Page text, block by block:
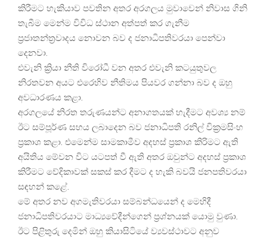
කිරීමට හැකියාව පවතින අතර අරගලය මුවාවෙන් නිවාස ගිනි
තැබීම මෙන්ම විවිධ ස්ථාන අත්පත් කර ගැනීම
ප්‍රජාතන්ත්‍රවාදය නොවන බව ද ජනාධිපතිවරයා පෙන්වා
දෙනවා.
එවැනි ක්‍රියා නීති විරෝධී වන අතර එවැනි කටයුතුවල
නිරතවන අයට එරෙහිව නීතිමය පියවර ගන්නා බව ද ඔහු
අවධාරණය කළා.
අරගලයේ නිරත තරුණයන්ට අනාගතයක් හැදීමට අවශ්‍ය නම්
ඊට සම්පූර්ණ සහය ලබාදෙන බව ජනාධිපති රනිල් වික්‍රමසිංහ
ප්‍රකාශ කළා. එමෙන්ම සාමකාමීව අදහස් ප්‍රකාශ කිරිමට ඇති
අයිතිය මේවන විට යටපත් වී ඇති අතර ඔවුන්ට අදහස් ප්‍රකාශ
කිරීමට වේදිකාවක් සකස් කර දීමට ද හැකි බවයි ජනපතිවරයා
සඳහන් කළේ.
මේ අතර නව අගමැතිවරයා සම්බන්ධයෙන් ද මෙහිදී
ජනාධිපතිවරයාට මාධ්‍යවේදීන්ගෙන් ප්‍රශ්නයක් යොමු වුණා.
ඊට පිළිතුරු දෙමින් ඔහු කියාසිටියේ ව්‍යවස්ථාවට අනුව